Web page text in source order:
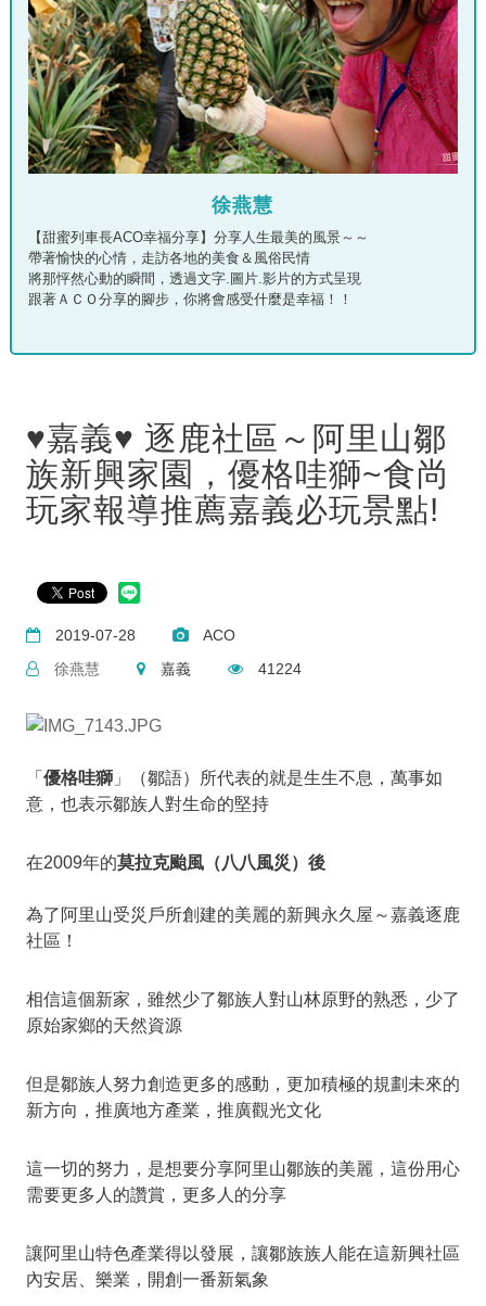
徐燕慧
【甜蜜列車長ACO幸福分享】分享人生最美的風景～～
帶著愉快的心情，走訪各地的美食＆風俗民情
將那怦然心動的瞬間，透過文字.圖片.影片的方式呈現
跟著ＡＣＯ分享的腳步，你將會感受什麼是幸福！！
♥嘉義♥ 逐鹿社區～阿里山鄒
族新興家園，優格哇獅~食尚
玩家報導推薦嘉義必玩景點!
2019-07-28
ACO
徐燕慧
嘉義 41224
「 優格哇獅」（鄒語）所代表的就是生生不息，萬事如
意，也表示鄒族人對生命的堅持
在2009年的莫拉克颱風（八八風災）後
為了阿里山受災戶所創建的美麗的新興永久屋～嘉義逐鹿
社區！
相信這個新家，雖然少了鄒族人對山林原野的熟悉，少了
原始家鄉的天然資源
但是鄒族人努力創造更多的感動，更加積極的規劃未來的
新方向，推廣地方產業，推廣觀光文化
這一切的努力，是想要分享阿里山鄒族的美麗，這份用心
需要更多人的讚賞，更多人的分享
讓阿里山特色產業得以發展，讓鄒族族人能在這新興社區
內安居、樂業，開創一番新氣象